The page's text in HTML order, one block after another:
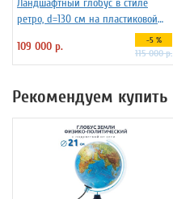
Ландшафтный глобус в стиле
ретро, d=130 см на пластиковой
109 000 р. -5 %
115 000 р.
Рекомендуем купить